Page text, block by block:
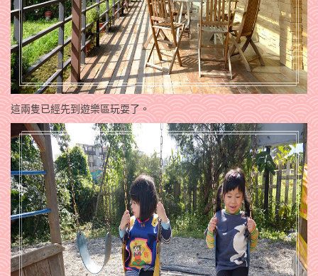
這兩隻已經先到遊樂區玩耍了。